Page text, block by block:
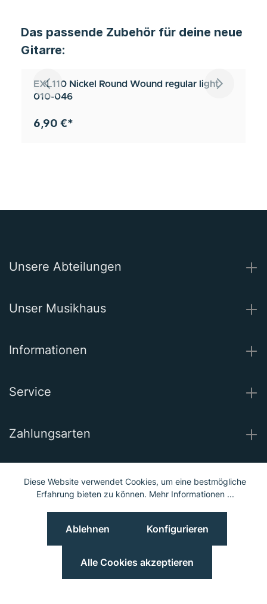
Das passende Zubehör für deine neue
Gitarre:
EXL110 Nickel Round Wound regular light
010-046
6,90 €*
Unsere Abteilungen
Unser Musikhaus
Informationen
Service
Zahlungsarten
Wir versenden mit
Unsere Socials
© 2023 Hieber Lindberg GmbH © 2023 MGS Loib GmbH
Preisangaben inkl. MwSt. und zzgl.
Diese Website verwendet Cookies, um eine bestmögliche
Erfahrung bieten zu können. Mehr Informationen ...
Ablehnen Konfigurieren
Alle Cookies akzeptieren